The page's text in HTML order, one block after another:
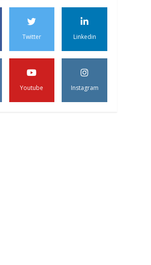
Twitter Linkedin
Youtube Instagram